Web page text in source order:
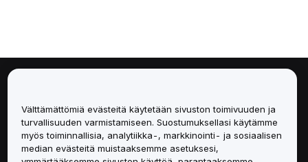
Palvelut
Tuki
Välttämättömiä evästeitä käytetään sivuston toimivuuden ja
turvallisuuden varmistamiseen. Suostumuksellasi käytämme
myös toiminnallisia, analytiikka-, markkinointi- ja sosiaalisen
median evästeitä muistaaksemme asetuksesi,